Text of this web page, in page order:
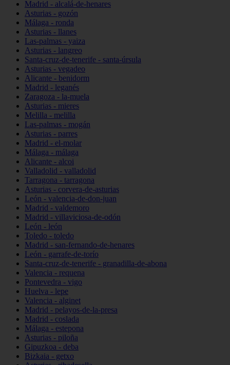
Madrid - alcalá-de-henares
Asturias - gozón
Málaga - ronda
Asturias - llanes
Las-palmas - yaiza
Asturias - langreo
Santa-cruz-de-tenerife - santa-úrsula
Asturias - vegadeo
Alicante - benidorm
Madrid - leganés
Zaragoza - la-muela
Asturias - mieres
Melilla - melilla
Las-palmas - mogán
Asturias - parres
Madrid - el-molar
Málaga - málaga
Alicante - alcoi
Valladolid - valladolid
Tarragona - tarragona
Asturias - corvera-de-asturias
León - valencia-de-don-juan
Madrid - valdemoro
Madrid - villaviciosa-de-odón
León - león
Toledo - toledo
Madrid - san-fernando-de-henares
León - garrafe-de-torío
Santa-cruz-de-tenerife - granadilla-de-abona
Valencia - requena
Pontevedra - vigo
Huelva - lepe
Valencia - alginet
Madrid - pelayos-de-la-presa
Madrid - coslada
Málaga - estepona
Asturias - piloña
Gipuzkoa - deba
Bizkaia - getxo